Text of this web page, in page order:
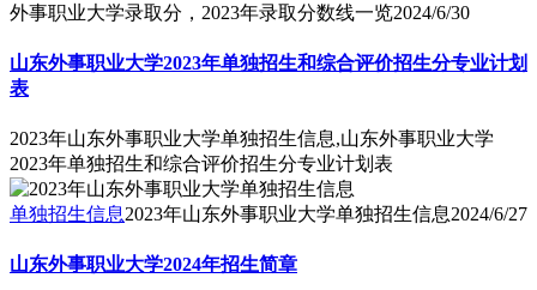
外事职业大学录取分，2023年录取分数线一览2024/6/30
山东外事职业大学2023年单独招生和综合评价招生分专业计划
表
2023年山东外事职业大学单独招生信息,山东外事职业大学
2023年单独招生和综合评价招生分专业计划表
单独招生信息2023年山东外事职业大学单独招生信息2024/6/27
山东外事职业大学2024年招生简章